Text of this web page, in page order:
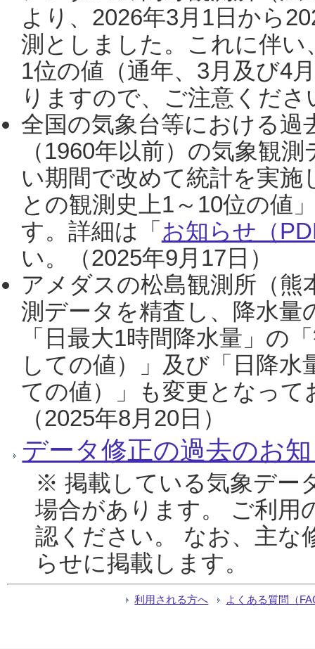
より、2026年3月1日から
測としました。これに伴い
1位の値（通年、3月及び4
りますので、ご注意くだ
全国の気象台等における過
（1960年以前）の気象観
い期間で改めて統計を実
との観測史上1～10位の値
す。詳細は「 お知らせ（
い。（2025年9月17日）
アメダスの松島観測所（熊
測データを精査し、降水
「日最大1時間降水量」の
しての値）」及び「日降
ての値）」も変更となっ
（2025年8月20日）
データ修正の過去のお
※ 掲載している気象デー
場合があります。 ご利用
認ください。 なお、主な
らせに掲載します。
利用される方へ よくある質問（